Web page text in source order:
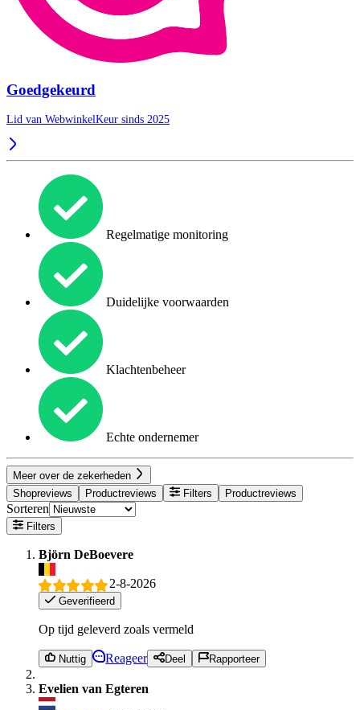
Goedgekeurd
Lid van WebwinkelKeur sinds 2025
Regelmatige monitoring
Duidelijke voorwaarden
Klachtenbeheer
Echte ondernemer
Meer over de zekerheden
Shopreviews
Productreviews Filters Productreviews
Sorteren
Filters
Björn DeBoevere
2-8-2026
Geverifieerd
Op tijd geleverd zoals vermeld
Nuttig Reageer Deel Rapporteer
Evelien van Egteren